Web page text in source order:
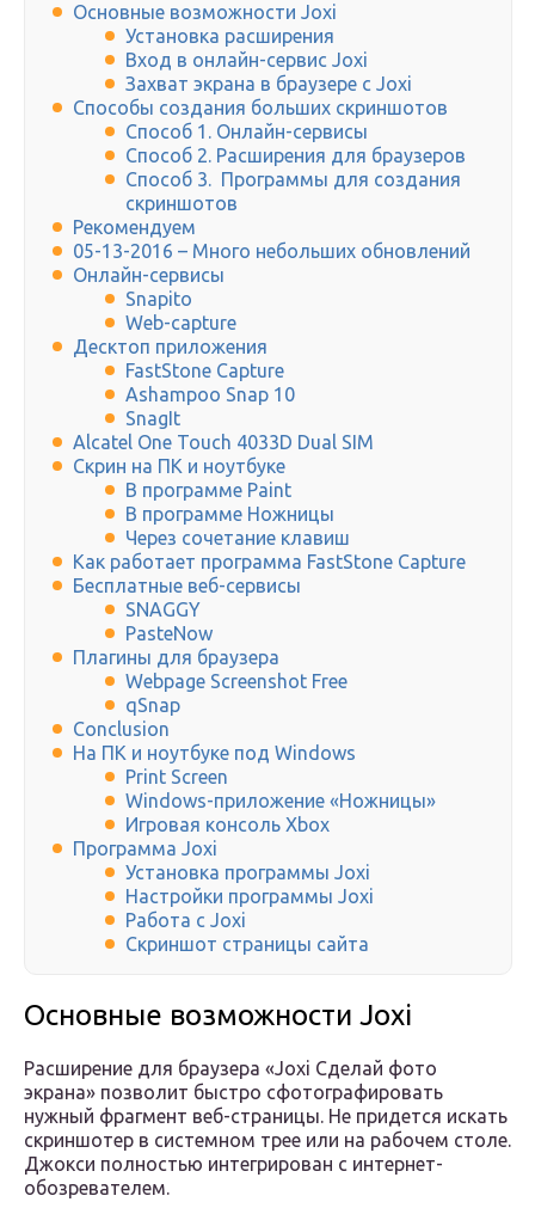
Основные возможности Joxi
Установка расширения
Вход в онлайн-сервис Joxi
Захват экрана в браузере с Joxi
Способы создания больших скриншотов
Способ 1. Онлайн-сервисы
Способ 2. Расширения для браузеров
Способ 3. Программы для создания
скриншотов
Рекомендуем
05-13-2016 – Много небольших обновлений
Онлайн-сервисы
Snapito
Web-capture
Десктоп приложения
FastStone Capture
Ashampoo Snap 10
SnagIt
Alcatel One Touch 4033D Dual SIM
Скрин на ПК и ноутбуке
В программе Paint
В программе Ножницы
Через сочетание клавиш
Как работает программа FastStone Capture
Бесплатные веб-сервисы
SNAGGY
PasteNow
Плагины для браузера
Webpage Screenshot Free
qSnap
Conclusion
На ПК и ноутбуке под Windows
Print Screen
Windows-приложение «Ножницы»
Игровая консоль Xbox
Программа Joxi
Установка программы Joxi
Настройки программы Joxi
Работа с Joxi
Скриншот страницы сайта
Основные возможности Joxi
Расширение для браузера «Joxi Сделай фото
экрана» позволит быстро сфотографировать
нужный фрагмент веб-страницы. Не придется искать
скриншотер в системном трее или на рабочем столе.
Джокси полностью интегрирован с интернет-
обозревателем.